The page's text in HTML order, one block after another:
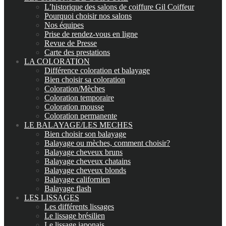
L’historique des salons de coiffure Gil Coiffeur
Pourquoi choisir nos salons
Nos équipes
Prise de rendez-vous en ligne
Revue de Presse
Carte des prestations
LA COLORATION
Différence coloration et balayage
Bien choisir sa coloration
Coloration/Mèches
Coloration temporaire
Coloration mousse
Coloration permanente
LE BALAYAGE/LES MECHES
Bien choisir son balayage
Balayage ou mèches, comment choisir?
Balayage cheveux bruns
Balayage cheveux chatains
Balayage cheveux blonds
Balayage californien
Balayage flash
LES LISSAGES
Les différents lissages
Le lissage brésilien